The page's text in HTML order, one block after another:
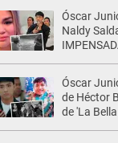
muy
Óscar
Naldy
denuncia:
Óscar
de Héctor
de 'La